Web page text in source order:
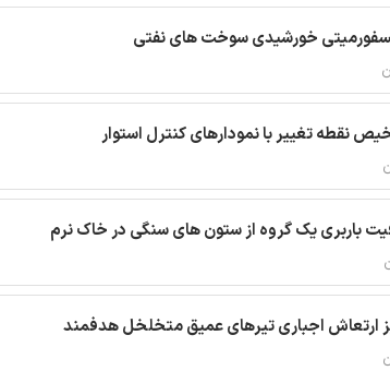
خورشیدی سوخت های نفتی
نقطه تغییر با نمودارهای کنترل استوار
باربری یک گروه از ستون های سنگی در خاک نرم
ارتعاش اجباری تیرهای عمیق متخلخل هدفمند